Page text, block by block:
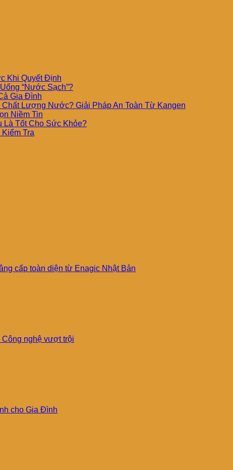
Khi Quyết Định
“Nước Sạch”?
Gia Đình
Lượng Nước? Giải Pháp An Toàn Từ Kangen
Niềm Tin
Tốt Cho Sức Khỏe?
Tra
cấp toàn diện từ Enagic Nhật Bản
Công nghệ vượt trội
cho Gia Đình